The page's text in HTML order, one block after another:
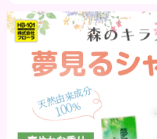
も違いますし、症状や種類に
はどんな病気なのか、よりも、
のやしこりがあるのかを解説
存知の方もいらっしゃるかと思
う、と読みます。これは表皮
す。表皮は0.2mmほ...